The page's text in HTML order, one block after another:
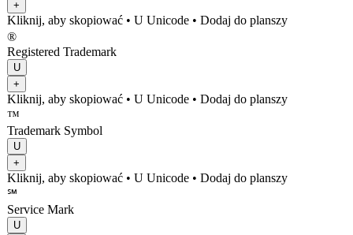
+
Kliknij, aby skopiować • U Unicode • Dodaj do planszy
®
Registered Trademark
U
+
Kliknij, aby skopiować • U Unicode • Dodaj do planszy
™
Trademark Symbol
U
+
Kliknij, aby skopiować • U Unicode • Dodaj do planszy
℠
Service Mark
U